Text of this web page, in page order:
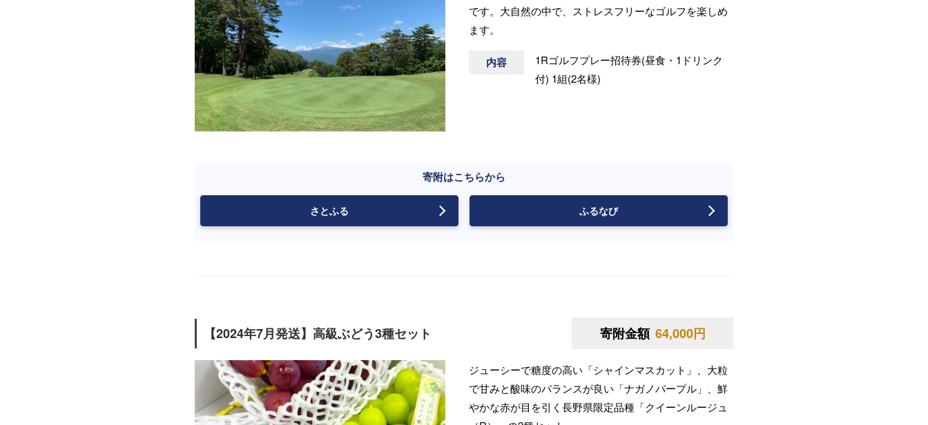
です。大自然の中で、ストレスフリーなゴルフを楽しめ
ます。
内容
1Rゴルフプレー招待券(昼食・1ドリンク
付) 1組(2名様)
寄附はこちらから
さとふる ふるなび
【2024年7月発送】高級ぶどう3種セット 寄附金額 64,000円
ジューシーで糖度の高い「シャインマスカット」、大粒
で甘みと酸味のバランスが良い「ナガノパープル」、鮮
やかな赤が目を引く長野県限定品種「クイーンルージュ